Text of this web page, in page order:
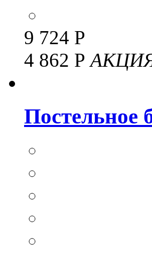
9 724 Р
4 862 Р
Постельное